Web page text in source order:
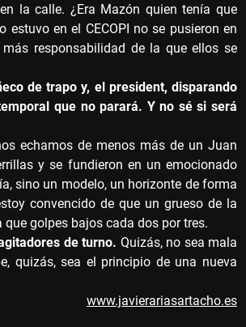
la calle. ¿Era Mazón quien tenía que
estuvo en el CECOPI no se pusieron en
responsabilidad de la que ellos se
de trapo y, el president, disparando
que no parará. Y no sé si será
echamos de menos más de un Juan
y se fundieron en un emocionado
sino un modelo, un horizonte de forma
convencido de que un grueso de la
golpes bajos cada dos por tres.
de turno. Quizás, no sea mala
quizás, sea el principio de una nueva
www.javierariasartacho.es